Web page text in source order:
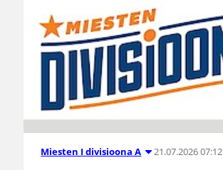
Miesten I divisioona A 21.07.2026 07:12